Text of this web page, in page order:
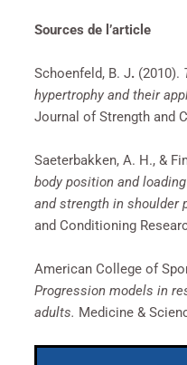
Sources de l’article
Schoenfeld, B. J. (2010).
hypertrophy and their
Journal of Strength and
Saeterbakken, A. H., &
body position and
and strength in shoulder
and Conditioning
American College of
Progression models in
adults. Medicine &